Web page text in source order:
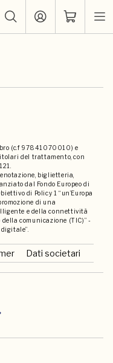
(c.f 97841070010) e
del trattamento, con
biglietteria,
dal Fondo Europeo di
di Policy 1 “un’Europa
di una
e della connettività
comunicazione (TIC)” -
Dati societari